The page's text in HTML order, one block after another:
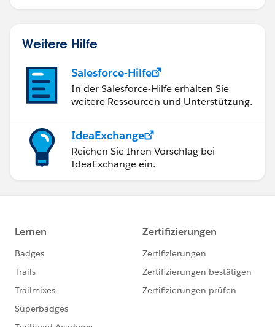
Weitere Hilfe
Salesforce-Hilfe
In der Salesforce-Hilfe erhalten Sie
weitere Ressourcen und Unterstützung.
IdeaExchange
Reichen Sie Ihren Vorschlag bei
IdeaExchange ein.